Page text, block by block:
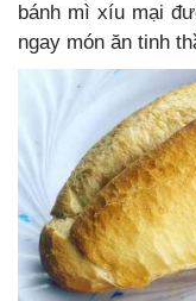
bánh mì xíu mại
ngay món ăn tinh